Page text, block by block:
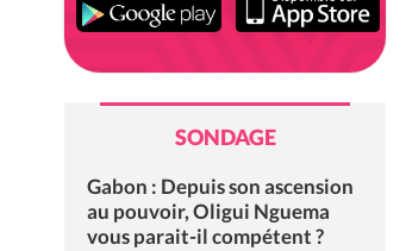
SONDAGE
Gabon : Depuis son ascension
au pouvoir, Oligui Nguema
vous parait-il compétent ?